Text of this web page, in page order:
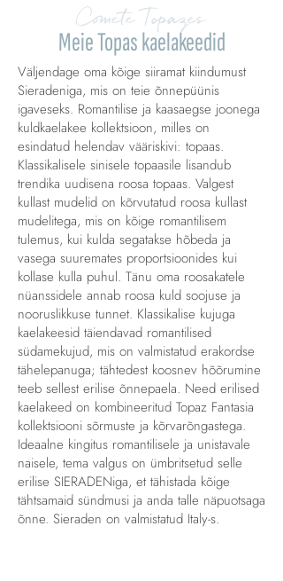
Comete Topazes
Meie Topas kaelakeedid
Väljendage oma kõige siiramat kiindumust
Sieradeniga, mis on teie õnnepüünis
igaveseks. Romantilise ja kaasaegse joonega
kuldkaelakee kollektsioon, milles on
esindatud helendav vääriskivi: topaas.
Klassikalisele sinisele topaasile lisandub
trendika uudisena roosa topaas. Valgest
kullast mudelid on kõrvutatud roosa kullast
mudelitega, mis on kõige romantilisem
tulemus, kui kulda segatakse hõbeda ja
vasega suuremates proportsioonides kui
kollase kulla puhul. Tänu oma roosakatele
nüanssidele annab roosa kuld soojuse ja
nooruslikkuse tunnet. Klassikalise kujuga
kaelakeesid täiendavad romantilised
südamekujud, mis on valmistatud erakordse
tähelepanuga; tähtedest koosnev hõõrumine
teeb sellest erilise õnnepaela. Need erilised
kaelakeed on kombineeritud Topaz Fantasia
kollektsiooni sõrmuste ja kõrvarõngastega.
Ideaalne kingitus romantilisele ja unistavale
naisele, tema valgus on ümbritsetud selle
erilise SIERADENiga, et tähistada kõige
tähtsamaid sündmusi ja anda talle näpuotsaga
õnne. Sieraden on valmistatud Italy-s.